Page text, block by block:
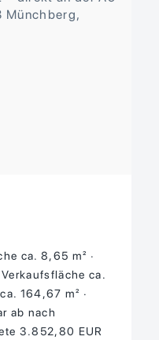
ca. 8,65 m²
Verkaufsfläche ca.
164,67 m²
ab nach
3.852,80 EUR